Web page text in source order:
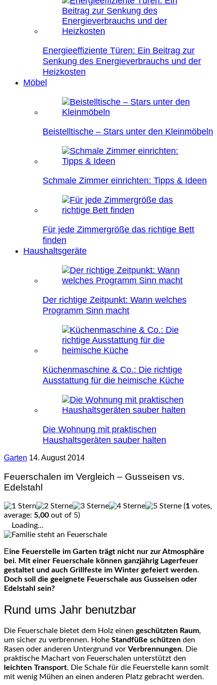
Energieeffiziente Türen: Ein Beitrag zur
Senkung des Energieverbrauchs und der
Heizkosten
Möbel
Beistelltische – Stars unter den Kleinmöbeln
Schmale Zimmer einrichten: Tipps & Ideen
Für jede Zimmergröße das richtige Bett
finden
Haushaltsgeräte
Der richtige Zeitpunkt: Wann welches
Programm Sinn macht
Küchenmaschine & Co.: Die richtige
Ausstattung für die heimische Küche
Die Wohnung mit praktischen
Haushaltsgeräten sauber halten
Garten 14. August 2014
Feuerschalen im Vergleich – Gusseisen vs.
Edelstahl
(1 votes,
average: 5,00 out of 5)
Loading...
Eine Feuerstelle im Garten trägt nicht nur zur Atmosphäre
bei. Mit einer Feuerschale können ganzjährig Lagerfeuer
gestaltet und auch Grillfeste im Winter gefeiert werden.
Doch soll die geeignete Feuerschale aus Gusseisen oder
Edelstahl sein?
Rund ums Jahr benutzbar
Die Feuerschale bietet dem Holz einen geschützten Raum,
um sicher zu verbrennen. Hohe Standfüße schützen den
Rasen oder anderen Untergrund vor Verbrennungen. Die
praktische Machart von Feuerschalen unterstützt den
leichten Transport. Die Schale für die Feuerstelle kann somit
mit wenig Mühen an einen anderen Platz gebracht werden.